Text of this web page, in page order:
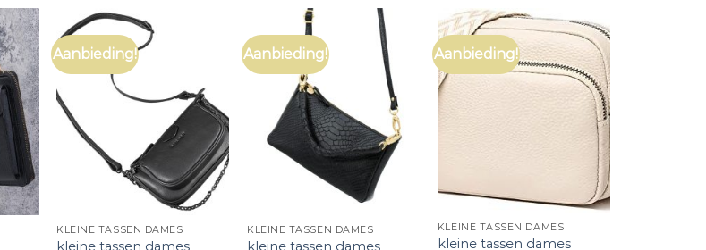
Aanbieding!
KLEINE TASSEN DAMES
Aanbieding!
KLEINE TASSEN DAMES
Aanbieding!
KLEINE TASSEN DAMES
kleine tassen dames